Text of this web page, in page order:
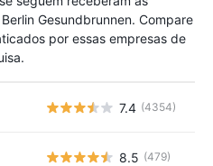
Gesundbrunnen. Compare
por essas empresas de
7.4 (4354)
8.5 (479)